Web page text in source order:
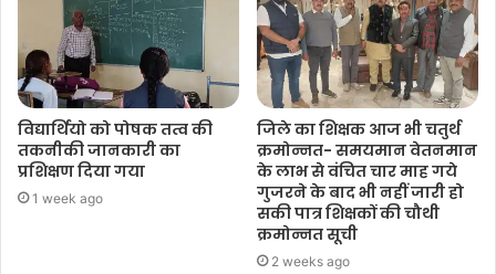
विद्यार्थियो को पोषक तत्व की
तकनीकी जानकारी का
प्रशिक्षण दिया गया
1 week ago
जिले का शिक्षक आज भी चतुर्थ
क्रमोन्नत- समयमान वेतनमान
के लाभ से वंचित चार माह गये
गुजरने के बाद भी नहीं जारी हो
सकी पात्र शिक्षकों की चौथी
क्रमोन्नत सूची
2 weeks ago